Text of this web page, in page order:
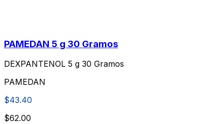
PAMEDAN 5 g 30 Gramos
DEXPANTENOL 5 g 30 Gramos
PAMEDAN
$43.40
$62.00